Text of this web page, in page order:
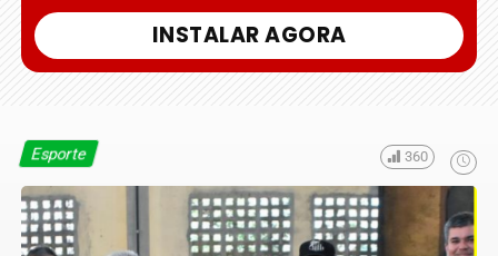
INSTALAR AGORA
Esporte 360